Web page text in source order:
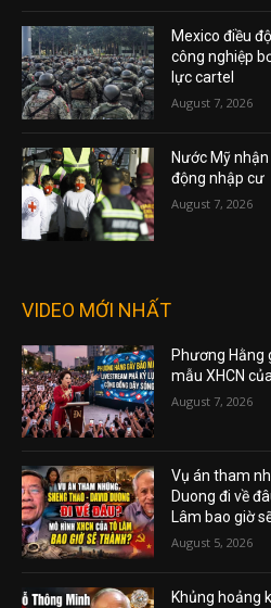
Mexico điều
công nghiệp
lực cartel
August 7, 2026
Nước Mỹ
động nhập cư
August 7, 2026
VIDEO MỚI NHẤT
Phương Hằng
mẫu XHCN
August 7, 2026
Vụ án tham
Duong đi về
Lâm bao giờ
August 5, 2026
Khủng hoảng